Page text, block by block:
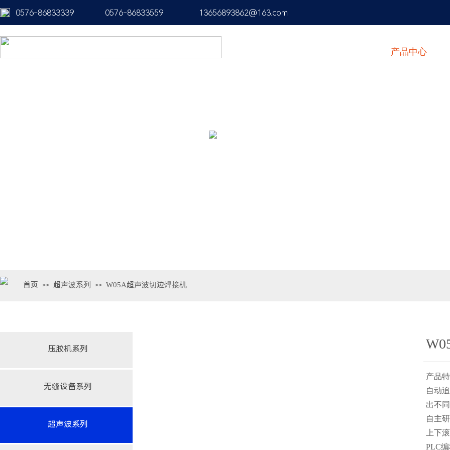
13656893862@163.com
0576-86833559
0576-86833339
产品中心
首页 >> 超声波系列 >> W05A超声波切边焊接机
产品特
自动
出不
自主
上下
PLC
压胶机系列
无缝设备系列
超声波系列